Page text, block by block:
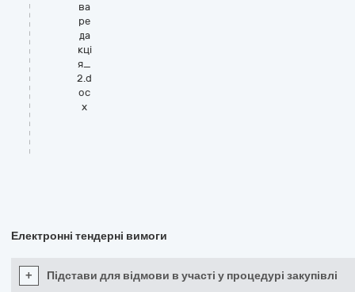
ва
ре
да
кці
я_
2.d
oc
x
Електронні тендерні вимоги
+ Підстави для відмови в участі у процедурі закупівлі